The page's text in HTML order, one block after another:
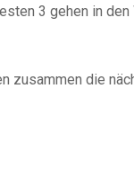
3 gehen in
die